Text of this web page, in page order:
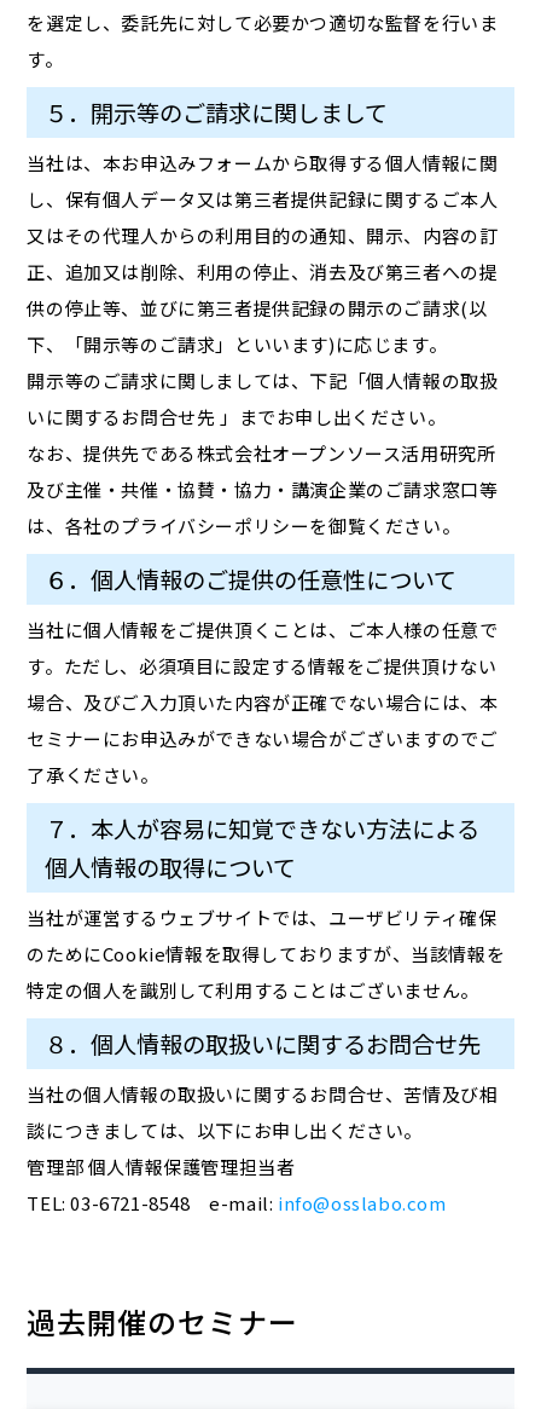
を選定し、委託先に対して必要かつ適切な監督を行いま
す。
５．開示等のご請求に関しまして
当社は、本お申込みフォームから取得する個人情報に関
し、保有個人データ又は第三者提供記録に関するご本人
又はその代理人からの利用目的の通知、開示、内容の訂
正、追加又は削除、利用の停止、消去及び第三者への提
供の停止等、並びに第三者提供記録の開示のご請求(以
下、「開示等のご請求」といいます)に応じます。
開示等のご請求に関しましては、下記「個人情報の取扱
いに関するお問合せ先 」までお申し出ください。
なお、提供先である株式会社オープンソース活用研究所
及び主催・共催・協賛・協力・講演企業のご請求窓口等
は、各社のプライバシーポリシーを御覧ください。
６．個人情報のご提供の任意性について
当社に個人情報をご提供頂くことは、ご本人様の任意で
す。ただし、必須項目に設定する情報をご提供頂けない
場合、及びご入力頂いた内容が正確でない場合には、本
セミナーにお申込みができない場合がございますのでご
了承ください。
７．本人が容易に知覚できない方法による
個人情報の取得について
当社が運営するウェブサイトでは、ユーザビリティ確保
のためにCookie情報を取得しておりますが、当該情報を
特定の個人を識別して利用することはございません。
８．個人情報の取扱いに関するお問合せ先
当社の個人情報の取扱いに関するお問合せ、苦情及び相
談につきましては、以下にお申し出ください。
管理部 個人情報保護管理担当者
TEL: 03-6721-8548 e-mail: info@osslabo.com
過去開催のセミナー